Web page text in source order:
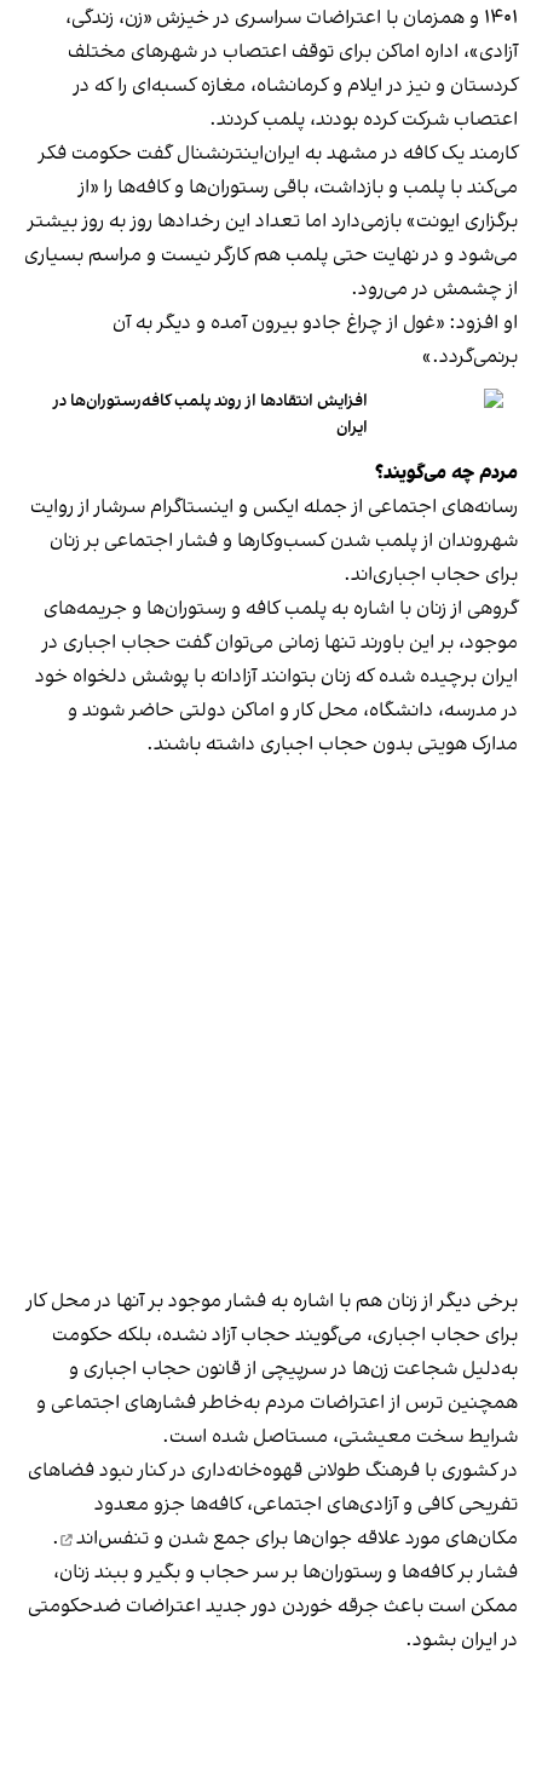
۱۴۰۱ و همزمان با اعتراضات سراسری در خیزش «زن، زندگی،
آزادی»، اداره اماکن برای توقف اعتصاب در شهرهای مختلف
کردستان و نیز در ایلام و کرمانشاه، مغازه کسبه‌ای را که در
اعتصاب شرکت کرده بودند، پلمب کردند.
کارمند یک کافه در مشهد به ایران‌اینترنشنال گفت حکومت فکر
می‌کند با پلمب و بازداشت، باقی رستوران‌ها و کافه‌ها را «از
برگزاری ایونت» بازمی‌دارد اما تعداد این رخدادها روز به روز بیشتر
می‌شود و در نهایت حتی پلمب هم کارگر نیست و مراسم بسیاری
از چشمش در می‌رود.
او افزود: «غول از چراغ جادو بیرون آمده و دیگر به آن
برنمی‎‌گردد.»
افزایش انتقادها از روند پلمب کافه‌رستوران‌ها در
ایران
مردم چه می‌گویند؟
رسانه‎‌های اجتماعی از جمله ایکس و اینستاگرام سرشار از روایت
شهروندان از پلمب شدن کسب‌وکارها و فشار اجتماعی بر زنان
برای حجاب اجباری‌اند.
گروهی از زنان با اشاره به پلمب کافه و رستوران‌ها و جریمه‌های
موجود، بر این باورند تنها زمانی می‌توان گفت حجاب اجباری در
ایران برچیده شده که زنان بتوانند آزادانه با پوشش دلخواه خود
در مدرسه، دانشگاه، محل کار و اماکن دولتی حاضر شوند و
مدارک هویتی بدون حجاب اجباری داشته باشند.
برخی دیگر از زنان هم با اشاره به فشار موجود بر آنها در محل کار
برای حجاب اجباری، می‌گویند حجاب آزاد نشده، بلکه حکومت
به‌دلیل شجاعت زن‌ها در سرپیچی از قانون حجاب اجباری و
همچنین ترس از اعتراضات مردم به‌خاطر فشارهای اجتماعی و
شرایط سخت معیشتی، مستاصل شده است.
در کشوری با فرهنگ طولانی قهوه‌‌خانه‌داری در کنار نبود فضاهای
تفریحی کافی و آزادی‌های اجتماعی، کافه‌ها جزو معدود
مکان‌های مورد علاقه جوان‌ها برای جمع شدن و تنفس‌اند
.
فشار بر کافه‌ها و رستوران‌ها بر سر حجاب و بگیر و ببند زنان،
ممکن است باعث جرقه خوردن دور جدید اعتراضات ضدحکومتی
در ایران بشود.